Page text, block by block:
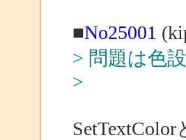
■No25001
> 問題は色
>